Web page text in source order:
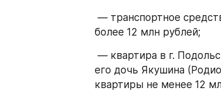
более 12 млн рублей;
его дочь Якушина
квартиры не менее 12